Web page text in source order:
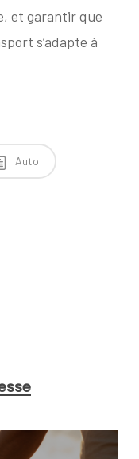
et garantir que
s’adapte à
Auto